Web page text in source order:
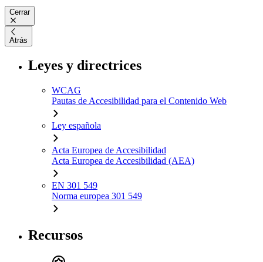
Cerrar
Atrás
Leyes y directrices
WCAG
Pautas de Accesibilidad para el Contenido Web
Ley española
Acta Europea de Accesibilidad
Acta Europea de Accesibilidad (AEA)
EN 301 549
Norma europea 301 549
Recursos